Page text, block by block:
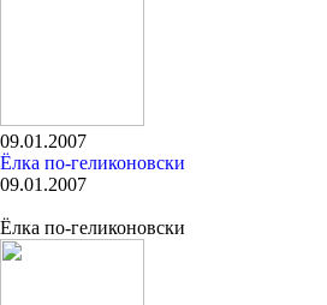
09.01.2007
Ёлка по-геликоновски
09.01.2007
Ёлка по-геликоновски